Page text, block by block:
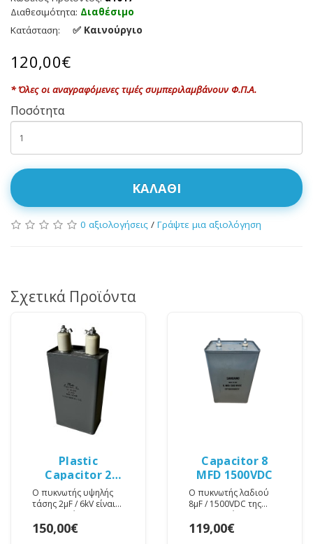
Διαθεσιμότητα: Διαθέσιμο
Κατάσταση:
✅ Καινούργιο
120,00€
* Όλες οι αναγραφόμενες τιμές συμπεριλαμβάνουν Φ.Π.Α.
Ποσότητα
ΚΑΛΆΘΙ
0 αξιολογήσεις / Γράψτε μια αξιολόγηση
Σχετικά Προϊόντα
Plastic
Capacitor 2
MFD 6 KV
Ο πυκνωτής υψηλής
τάσης 2µF / 6kV είναι
σχεδιασμένος για
εφαρμογές που
απαιτούν αξιόπιστη
150,00€
Capacitor 8
MFD 1500VDC
Ο πυκνωτής λαδιού
8µF / 1500VDC της
Sangamo είναι
ερμητικά
σφραγισμένος
119,00€